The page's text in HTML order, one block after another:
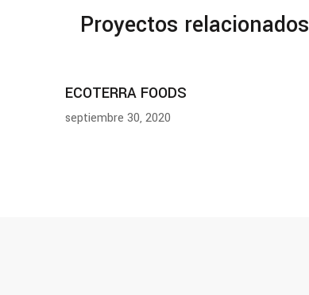
Proyectos relacionados
ECOTERRA FOODS
septiembre 30, 2020